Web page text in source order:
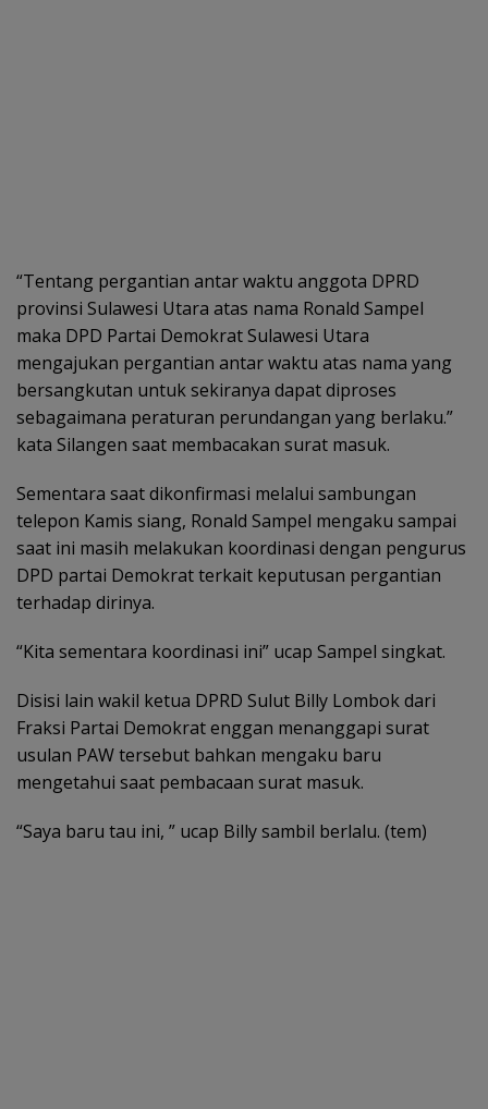
“Tentang pergantian antar waktu anggota DPRD
provinsi Sulawesi Utara atas nama Ronald Sampel
maka DPD Partai Demokrat Sulawesi Utara
mengajukan pergantian antar waktu atas nama yang
bersangkutan untuk sekiranya dapat diproses
sebagaimana peraturan perundangan yang berlaku.”
kata Silangen saat membacakan surat masuk.
Sementara saat dikonfirmasi melalui sambungan
telepon Kamis siang, Ronald Sampel mengaku sampai
saat ini masih melakukan koordinasi dengan pengurus
DPD partai Demokrat terkait keputusan pergantian
terhadap dirinya.
“Kita sementara koordinasi ini” ucap Sampel singkat.
Disisi lain wakil ketua DPRD Sulut Billy Lombok dari
Fraksi Partai Demokrat enggan menanggapi surat
usulan PAW tersebut bahkan mengaku baru
mengetahui saat pembacaan surat masuk.
“Saya baru tau ini, ” ucap Billy sambil berlalu. (tem)